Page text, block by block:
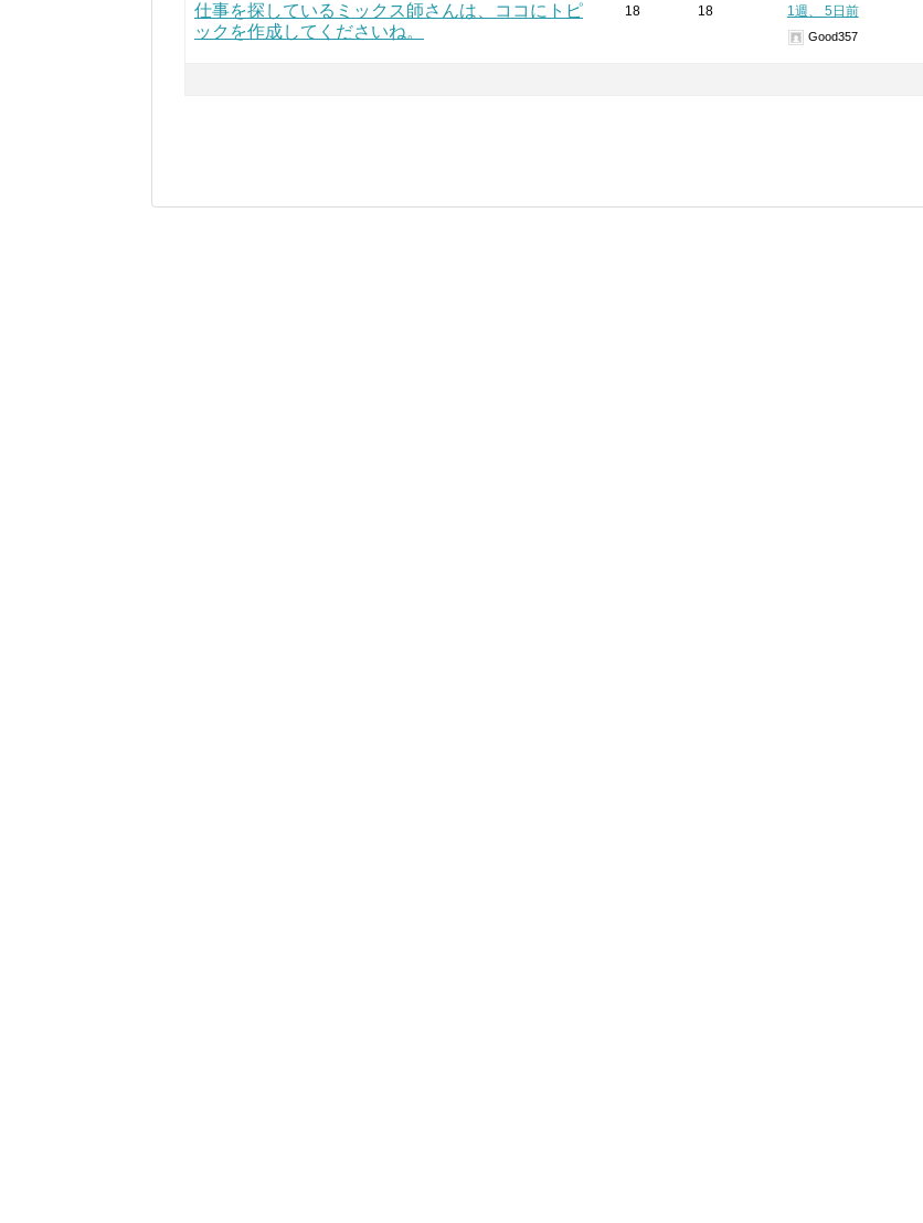
仕事を探しているミックス師さんは、ココにトピ
ックを作成してくださいね。
18 18 1週、 5日前
Good357